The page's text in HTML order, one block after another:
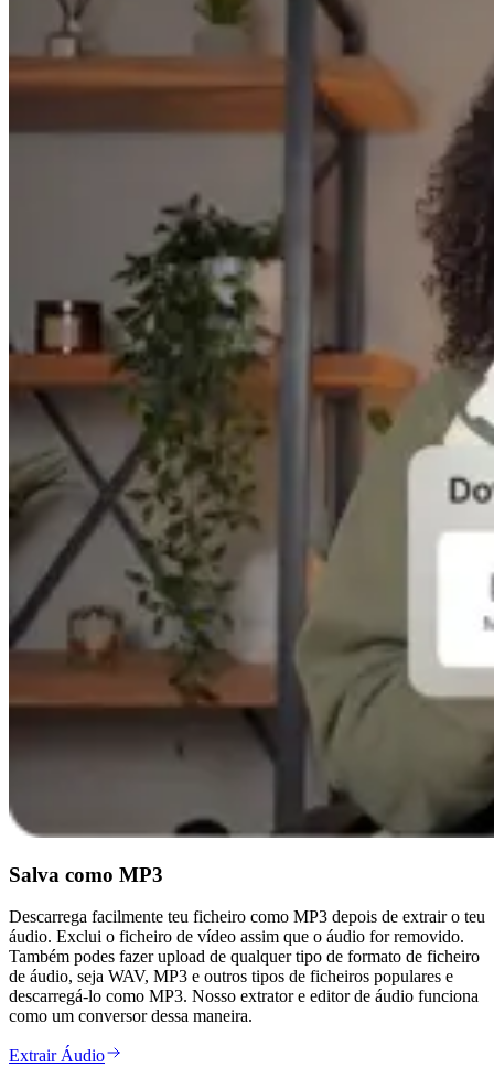
Salva como MP3
Descarrega facilmente teu ficheiro como MP3 depois de extrair o teu
áudio. Exclui o ficheiro de vídeo assim que o áudio for removido.
Também podes fazer upload de qualquer tipo de formato de ficheiro
de áudio, seja WAV, MP3 e outros tipos de ficheiros populares e
descarregá-lo como MP3. Nosso extrator e editor de áudio funciona
como um conversor dessa maneira.
Extrair Áudio